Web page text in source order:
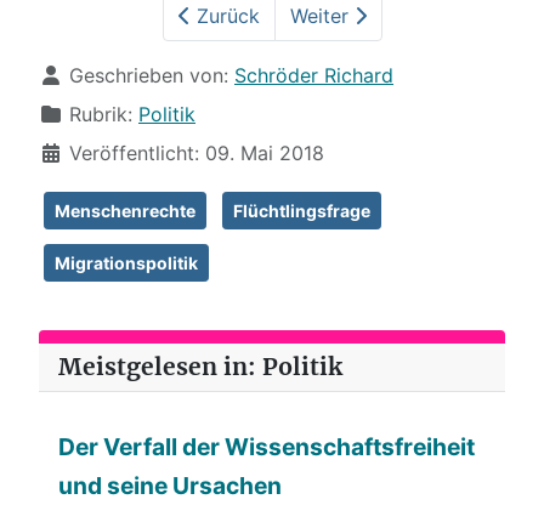
Zurück Weiter
Details
Geschrieben von: Schröder Richard
Rubrik: Politik
Veröffentlicht: 09. Mai 2018
Menschenrechte Flüchtlingsfrage
Migrationspolitik
Meistgelesen in: Politik
Der Verfall der Wissenschaftsfreiheit
und seine Ursachen